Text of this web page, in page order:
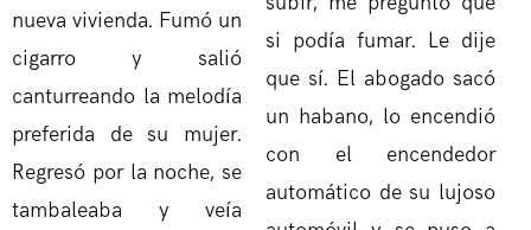
nueva vivienda. Fumó un
cigarro y salió
canturreando la melodía
preferida de su mujer.
Regresó por la noche, se
tambaleaba y veía
si podía fumar. Le dije
que sí. El abogado sacó
un habano, lo encendió
con el encendedor
automático de su lujoso